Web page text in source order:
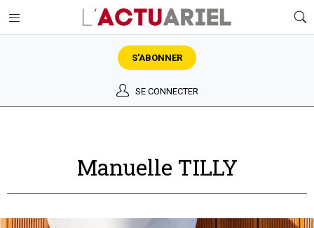
S'ABONNER
SE CONNECTER
Manuelle TILLY